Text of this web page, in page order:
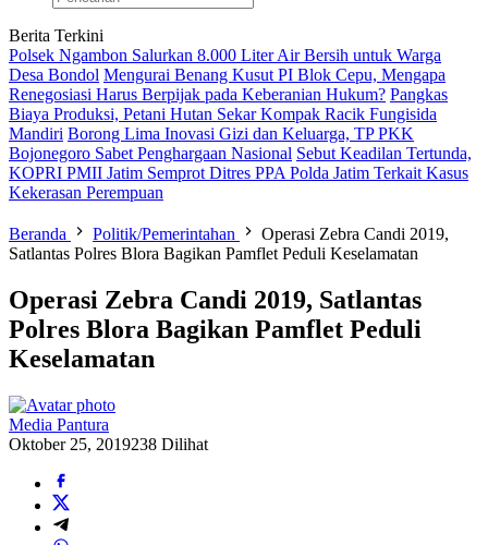
Berita Terkini
Polsek Ngambon Salurkan 8.000 Liter Air Bersih untuk Warga
Desa Bondol Mengurai Benang Kusut PI Blok Cepu, Mengapa
Renegosiasi Harus Berpijak pada Keberanian Hukum? Pangkas
Biaya Produksi, Petani Hutan Sekar Kompak Racik Fungisida
Mandiri Borong Lima Inovasi Gizi dan Keluarga, TP PKK
Bojonegoro Sabet Penghargaan Nasional Sebut Keadilan Tertunda,
KOPRI PMII Jatim Semprot Ditres PPA Polda Jatim Terkait Kasus
Kekerasan Perempuan
Beranda Politik/Pemerintahan
Operasi Zebra Candi 2019,
Satlantas Polres Blora Bagikan Pamflet Peduli Keselamatan
Operasi Zebra Candi 2019, Satlantas
Polres Blora Bagikan Pamflet Peduli
Keselamatan
Media Pantura
Oktober 25, 2019238 Dilihat